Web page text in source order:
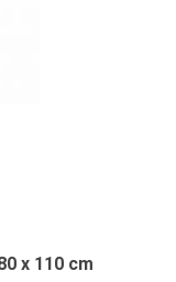
x 110 cm